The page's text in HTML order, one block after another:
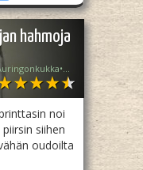
hahmoja
☆~🪷🌌•Auringonkukka•🌠💧~☆
noi
siihen
oudoilta